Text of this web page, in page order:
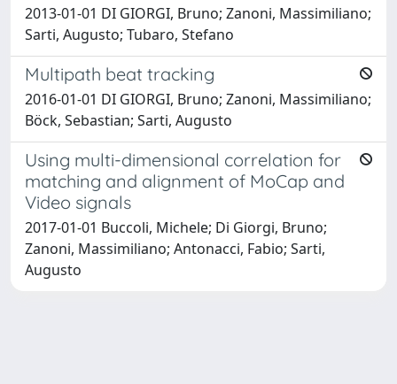
2013-01-01 DI GIORGI, Bruno; Zanoni, Massimiliano;
Sarti, Augusto; Tubaro, Stefano
Multipath beat tracking
2016-01-01 DI GIORGI, Bruno; Zanoni, Massimiliano;
Böck, Sebastian; Sarti, Augusto
Using multi-dimensional correlation for
matching and alignment of MoCap and
Video signals
2017-01-01 Buccoli, Michele; Di Giorgi, Bruno;
Zanoni, Massimiliano; Antonacci, Fabio; Sarti,
Augusto